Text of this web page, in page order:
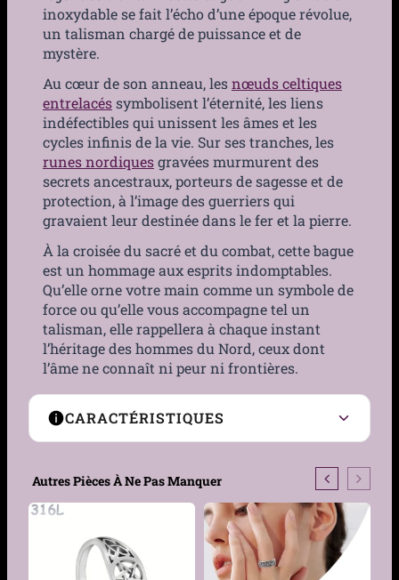
inoxydable se fait l’écho d’une époque révolue,
un talisman chargé de puissance et de
mystère.
Au cœur de son anneau, lesnœuds celtiques
entrelacéssymbolisent l’éternité, les liens
indéfectibles qui unissent les âmes et les
cycles infinis de la vie. Sur ses tranches, les
runes nordiquesgravées murmurent des
secrets ancestraux, porteurs de sagesse et de
protection, à l’image des guerriers qui
gravaient leur destinée dans le fer et la pierre.
À la croisée du sacré et du combat, cette bague
est un hommage aux esprits indomptables.
Qu’elle orne votre main comme un symbole de
force ou qu’elle vous accompagne tel un
talisman, elle rappellera à chaque instant
l’héritage des hommes du Nord, ceux dont
l’âme ne connaît ni peur ni frontières.
CARACTÉRISTIQUES
Matière
Couleur Acier
Taille 54, 57, 59, 62, 65, 67, 70
Autres Pièces À Ne Pas Manquer